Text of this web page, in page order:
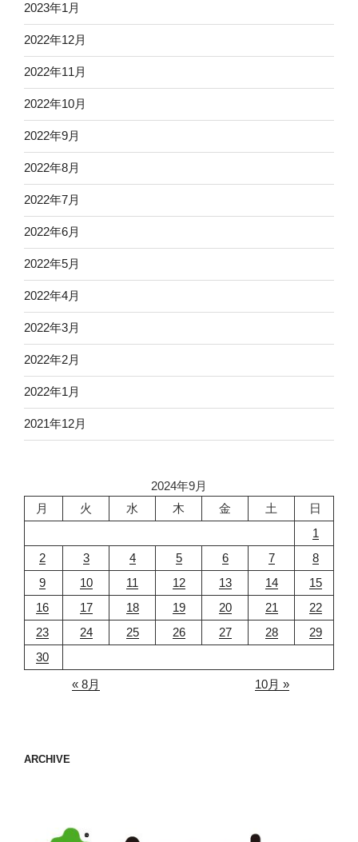
2023年1月
2022年12月
2022年11月
2022年10月
2022年9月
2022年8月
2022年7月
2022年6月
2022年5月
2022年4月
2022年3月
2022年2月
2022年1月
2021年12月
2024年9月
月
火 水 木 金 土
日
1
2
3 4 5 6 7
8
9
10 11 12 13 14
15
16
17 18 19 20 21
22
23
24 25 26 27 28
29
30
« 8月
10月 »
ARCHIVE